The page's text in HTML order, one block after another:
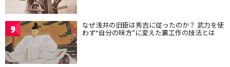
9 なぜ浅井の旧臣は秀吉に従ったのか？ 武力を使
わず“自分の味方”に変えた裏工作の技法とは